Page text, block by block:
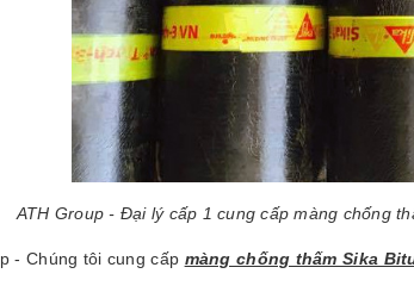
ATH Group - Đại lý cấp 1 cung cấp màng chống
- Chúng tôi cung cấp màng chống thấm Sika